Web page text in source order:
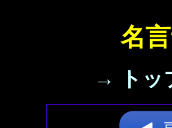
名
→ トッ